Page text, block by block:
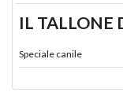
IL TALLONE
Speciale canile